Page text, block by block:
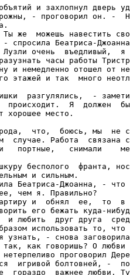
и захлопнул дверь
- проговорил он. -
же  можешь навестить
спросила Беатриса-
очень  въедливый,  я
часы работы
и немедленно отошел от
этажей и так  много
разгулялись,  -
Я  должен
хорошее место.
что,  боюсь, мы  не
случае. Работа  связана
портные,   снимали
бесполого  франта,
и сильным.
Беатриса-Джоанна, - что
чем я. Правильно?
и  обнял  ее,  то  в
его бежать куда-
и любить  друг друга
использовать то,
узнать, - снова
так, как говоришь? О
проговорил
игривой болтовней, -
гораздо  важнее любви.